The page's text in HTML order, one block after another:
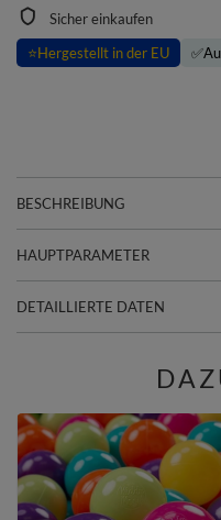
Sicher einkaufen
⭐Hergestellt in der EU ✅
BESCHREIBUNG
HAUPTPARAMETER
DETAILLIERTE DATEN